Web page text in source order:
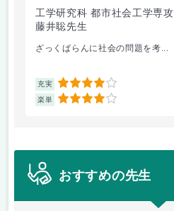
工学研究科 都市社会工学専攻
藤井聡先生
ざっくばらんに社会の問題を考...
充実 4
楽単 4
おすすめの先生